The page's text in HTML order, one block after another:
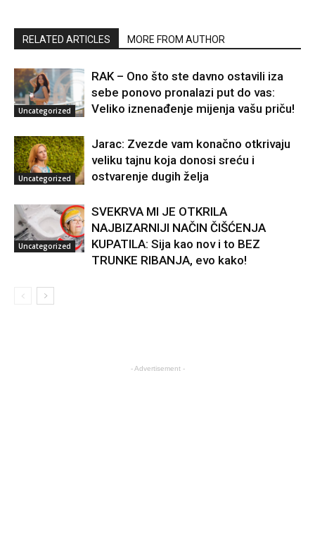
RELATED ARTICLES MORE FROM AUTHOR
Uncategorized
RAK – Ono što ste davno ostavili iza
sebe ponovo pronalazi put do vas:
Veliko iznenađenje mijenja vašu priču!
Uncategorized
Jarac: Zvezde vam konačno otkrivaju
veliku tajnu koja donosi sreću i
ostvarenje dugih želja
Uncategorized
SVEKRVA MI JE OTKRILA
NAJBIZARNIJI NAČIN ČIŠĆENJA
KUPATILA: Sija kao nov i to BEZ
TRUNKE RIBANJA, evo kako!
- Advertisement -